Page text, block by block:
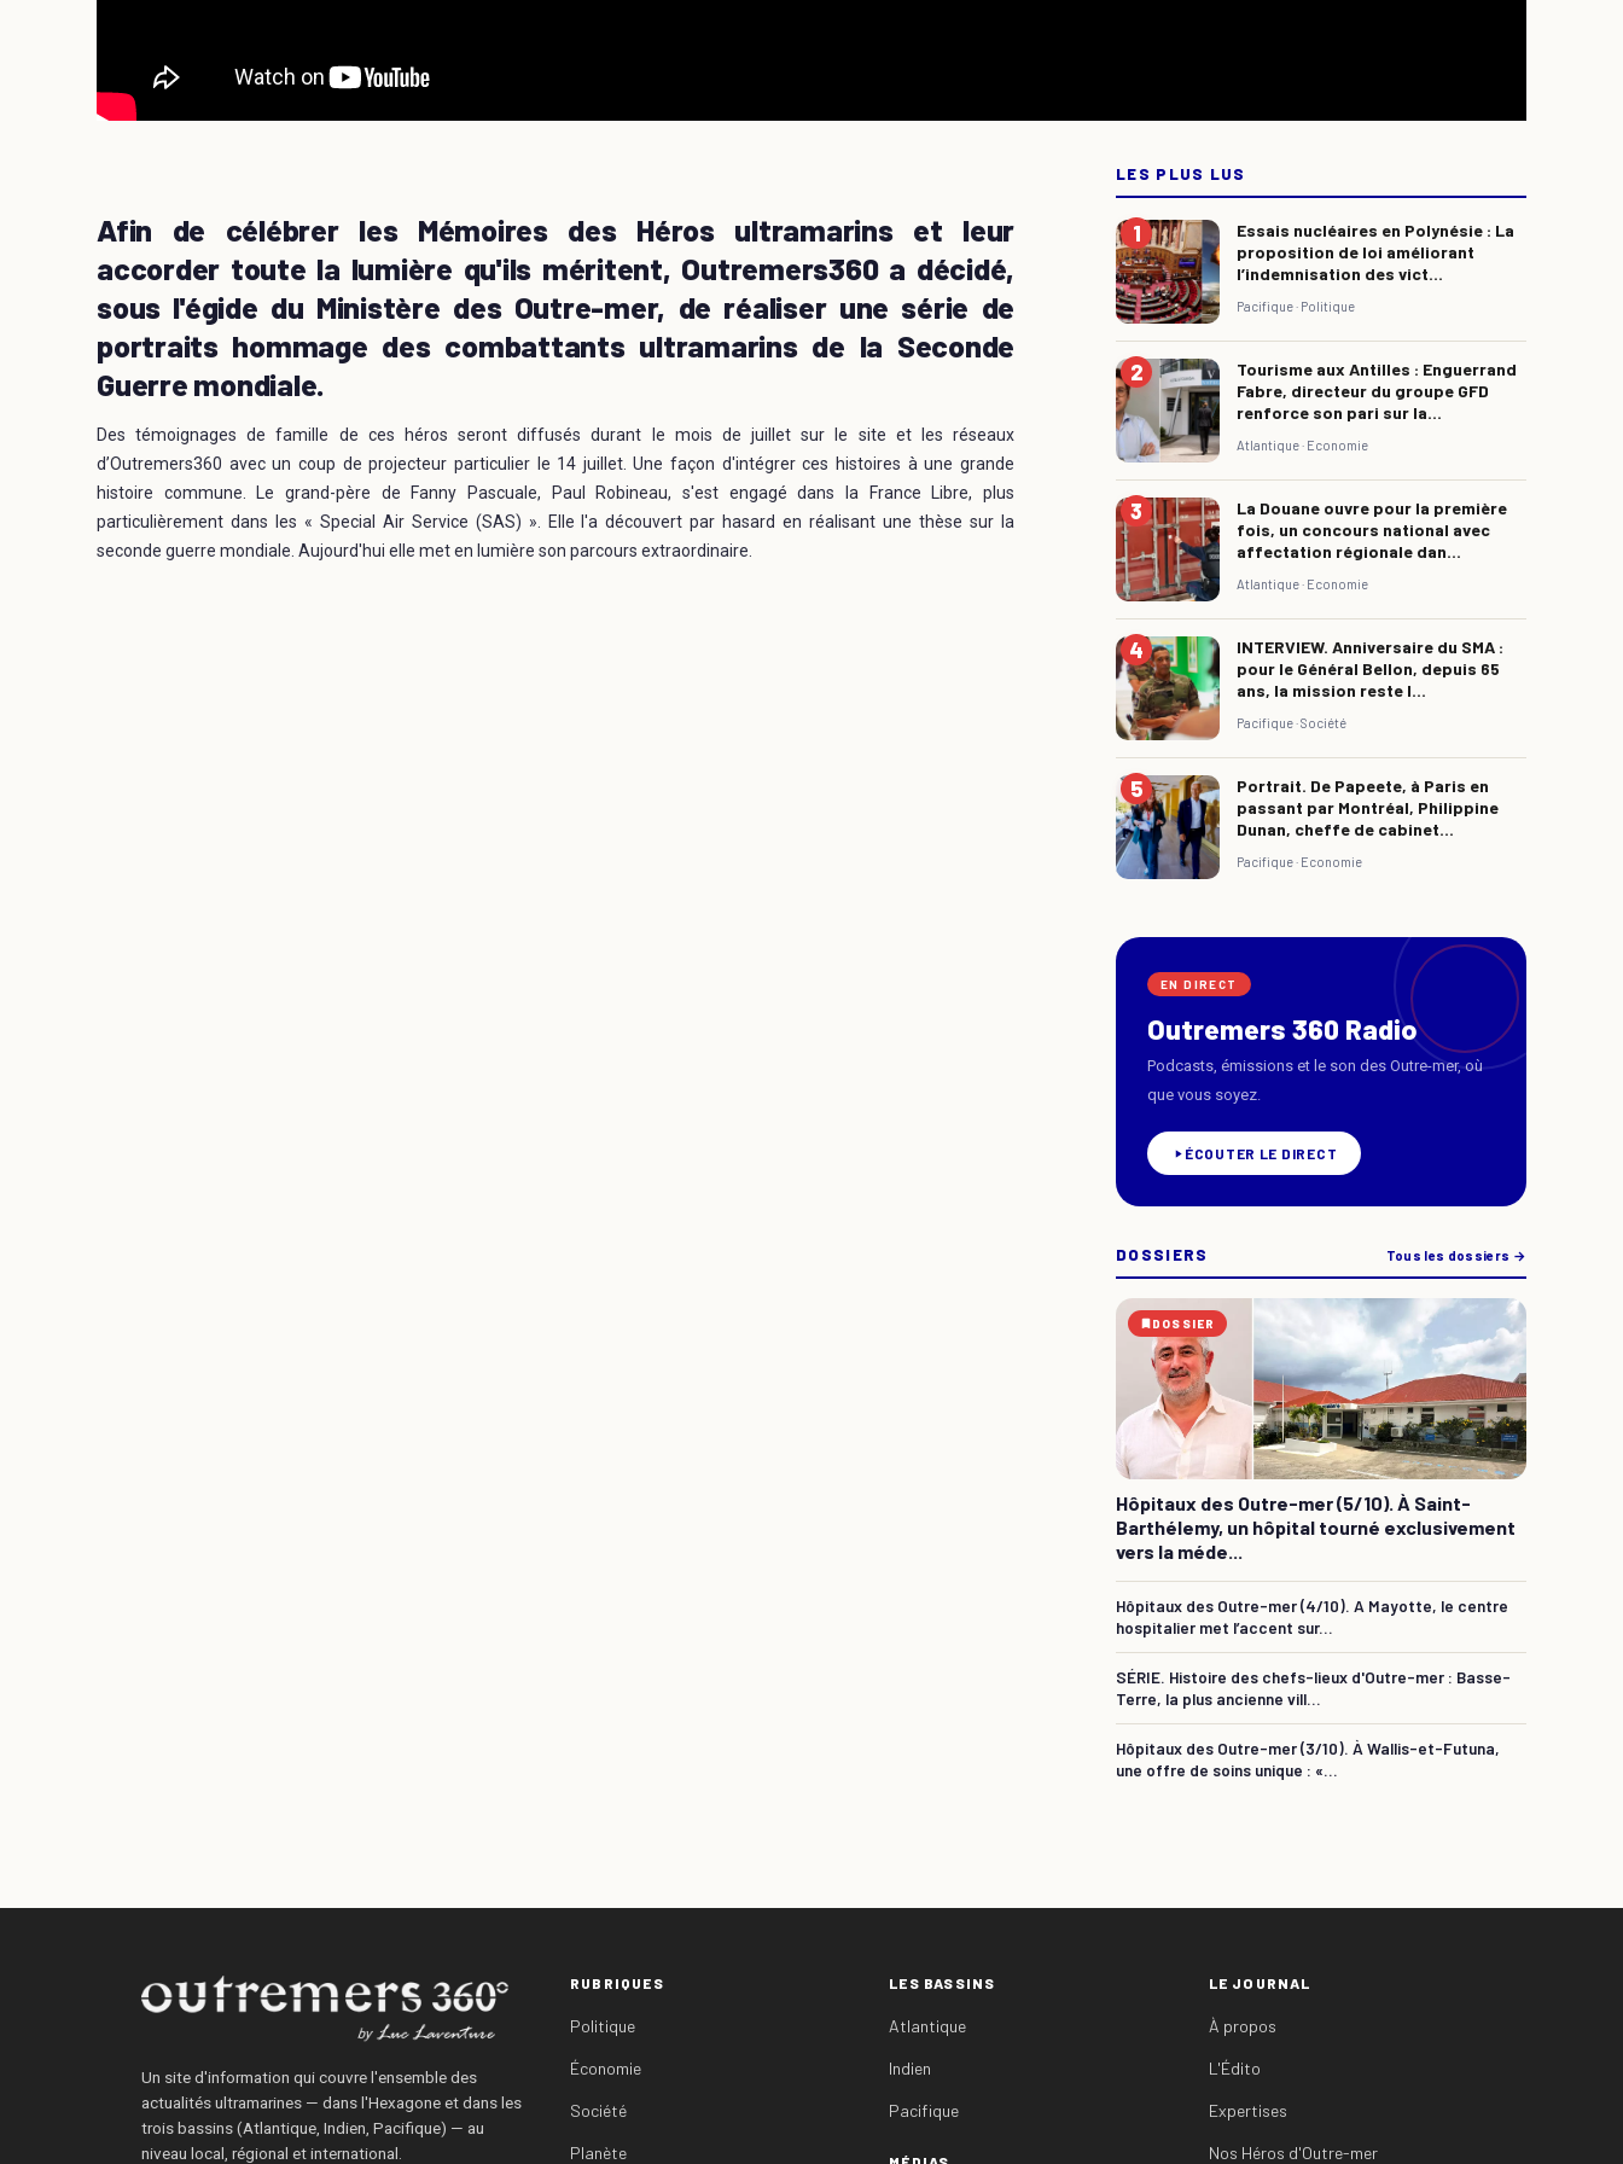
Afin de célébrer les Mémoires des Héros ultramarins et leur
accorder toute la lumière qu'ils méritent, Outremers360 a décidé,
sous l'égide du Ministère des Outre-mer, de réaliser une série de
portraits hommage des combattants ultramarins de la Seconde
Guerre mondiale.
Des témoignages de famille de ces héros seront diffusés durant le mois de juillet sur le site et les réseaux
d’Outremers360 avec un coup de projecteur particulier le 14 juillet. Une façon d'intégrer ces histoires à une grande
histoire commune. Le grand-père de Fanny Pascuale, Paul Robineau, s'est engagé dans la France Libre, plus
particulièrement dans les « Special Air Service (SAS) ». Elle l'a découvert par hasard en réalisant une thèse sur la
seconde guerre mondiale. Aujourd'hui elle met en lumière son parcours extraordinaire.
LES PLUS LUS
Essais nucléaires en Polynésie : La
proposition de loi améliorant
l’indemnisation des vict...
Pacifique · Politique
Tourisme aux Antilles : Enguerrand
Fabre, directeur du groupe GFD
renforce son pari sur la...
Atlantique · Economie
La Douane ouvre pour la première
fois, un concours national avec
affectation régionale dan...
Atlantique · Economie
INTERVIEW. Anniversaire du SMA :
pour le Général Bellon, depuis 65
ans, la mission reste l...
Pacifique ·Société
Portrait. De Papeete, à Paris en
passant par Montréal, Philippine
Dunan, cheffe de cabinet...
Pacifique · Economie
EN DIRECT
Outremers 360 Radio
Podcasts, émissions et le son des Outre-mer, où
que vous soyez.
ÉCOUTER LE DIRECT
DOSSIERS Tous les dossiers →
DOSSIER
Hôpitaux des Outre-mer (5/10). À Saint-
Barthélemy, un hôpital tourné exclusivement
vers la méde...
Hôpitaux des Outre-mer (4/10). A Mayotte, le centre
hospitalier met l’accent sur...
SÉRIE. Histoire des chefs-lieux d'Outre-mer : Basse-
Terre, la plus ancienne vill...
Hôpitaux des Outre-mer (3/10). À Wallis-et-Futuna,
une offre de soins unique : «...
Un site d'information qui couvre l'ensemble des
actualités ultramarines — dans l'Hexagone et dans les
trois bassins (Atlantique, Indien, Pacifique) — au
niveau local, régional et international.
RUBRIQUES
Politique
Économie
Société
Planète
LES BASSINS
Atlantique
Indien
Pacifique
LE JOURNAL
À propos
L'Édito
Expertises
Nos Héros d'Outre-mer